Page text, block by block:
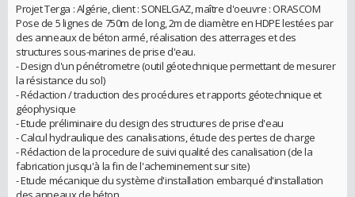
Projet Terga : Algérie, client : SONELGAZ, maître d'oeuvre : ORASCOM
Pose de 5 lignes de 750m de long, 2m de diamètre en HDPE lestées par
des anneaux de béton armé, réalisation des atterrages et des
structures sous-marines de prise d'eau.
- Design d'un pénétrometre (outil géotechnique permettant de mesurer
la résistance du sol)
- Rédaction / traduction des procédures et rapports géotechnique et
géophysique
- Etude préliminaire du design des structures de prise d'eau
- Calcul hydraulique des canalisations, étude des pertes de charge
- Rédaction de la procedure de suivi qualité des canalisation (de la
fabrication jusqu'à la fin de l'acheminement sur site)
- Etude mécanique du système d'installation embarqué d'installation